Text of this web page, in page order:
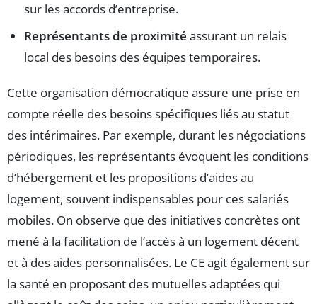
sur les accords d’entreprise.
Représentants de proximité assurant un relais
local des besoins des équipes temporaires.
Cette organisation démocratique assure une prise en
compte réelle des besoins spécifiques liés au statut
des intérimaires. Par exemple, durant les négociations
périodiques, les représentants évoquent les conditions
d’hébergement et les propositions d’aides au
logement, souvent indispensables pour ces salariés
mobiles. On observe que des initiatives concrètes ont
mené à la facilitation de l’accès à un logement décent
et à des aides personnalisées. Le CE agit également sur
la santé en proposant des mutuelles adaptées qui